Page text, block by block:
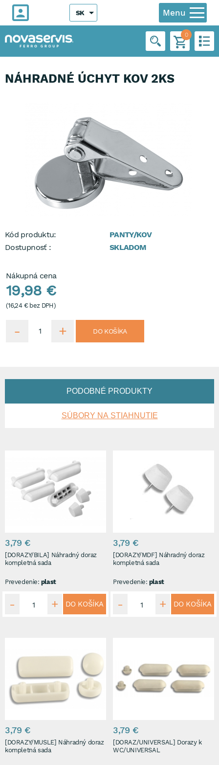
Menu
SK
0
NÁHRADNÉ ÚCHYT KOV 2KS
Kód produktu:
PANTY/KOV
Dostupnosť :
SKLADOM
Nákupná cena
19,98 €
(16,24 €bez DPH)
DO KOŠÍKA
PODOBNÉ PRODUKTY
SÚBORY NA STIAHNUTIE
3,79 €
[DORAZY/BILA] Náhradný doraz
kompletná sada
Prevedenie: plast
DO KOŠÍKA
3,79 €
[DORAZY/MDF] Náhradný doraz
kompletná sada
Prevedenie: plast
DO KOŠÍKA
3,79 €
[DORAZY/MUSLE] Náhradný doraz
kompletná sada
3,79 €
[DORAZ/UNIVERSAL] Dorazy k
WC/UNIVERSAL